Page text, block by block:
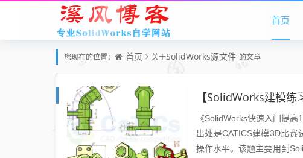
首页
您现在的位置： 首页 关于SolidWorks源文件 的文章
【SolidWorks建模
《SolidWorks快速入门提
出处是CATICS建模3D比
操作水平。该题主要用到